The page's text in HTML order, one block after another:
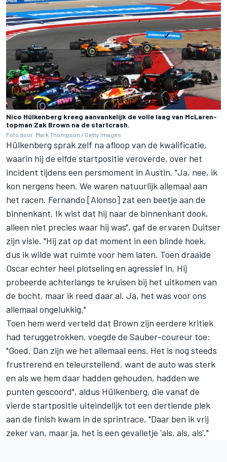
Nico Hülkenberg kreeg aanvankelijk de volle laag van McLaren-
topman Zak Brown na de startcrash.
Foto door: Mark Thompson / Getty Images
Hülkenberg sprak zelf na afloop van de kwalificatie,
waarin hij de elfde startpositie veroverde, over het
incident tijdens een persmoment in Austin. "Ja, nee, ik
kon nergens heen. We waren natuurlijk allemaal aan
het racen. Fernando [Alonso] zat een beetje aan de
binnenkant. Ik wist dat hij naar de binnenkant dook,
alleen niet precies waar hij was", gaf de ervaren Duitser
zijn visie. "Hij zat op dat moment in een blinde hoek,
dus ik wilde wat ruimte voor hem laten. Toen draaide
Oscar echter heel plotseling en agressief in. Hij
probeerde achterlangs te kruisen bij het uitkomen van
de bocht, maar ik reed daar al. Ja, het was voor ons
allemaal ongelukkig."
Toen hem werd verteld dat Brown zijn eerdere kritiek
had teruggetrokken, voegde de Sauber-coureur toe:
"Goed. Dan zijn we het allemaal eens. Het is nog steeds
frustrerend en teleurstellend, want de auto was sterk
en als we hem daar hadden gehouden, hadden we
punten gescoord", aldus Hülkenberg, die vanaf de
vierde startpositie uiteindelijk tot een dertiende plek
aan de finish kwam in de sprintrace. "Daar ben ik vrij
zeker van, maar ja, het is een gevalletje 'als, als, als'."